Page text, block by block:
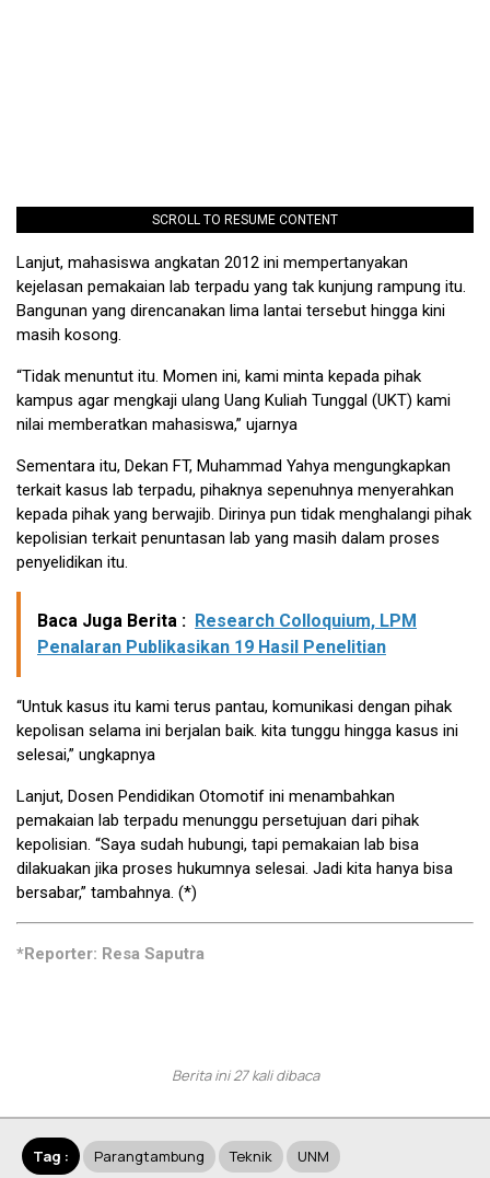
SCROLL TO RESUME CONTENT
Lanjut, mahasiswa angkatan 2012 ini mempertanyakan
kejelasan pemakaian lab terpadu yang tak kunjung rampung itu.
Bangunan yang direncanakan lima lantai tersebut hingga kini
masih kosong.
“Tidak menuntut itu. Momen ini, kami minta kepada pihak
kampus agar mengkaji ulang Uang Kuliah Tunggal (UKT) kami
nilai memberatkan mahasiswa,” ujarnya
Sementara itu, Dekan FT, Muhammad Yahya mengungkapkan
terkait kasus lab terpadu, pihaknya sepenuhnya menyerahkan
kepada pihak yang berwajib. Dirinya pun tidak menghalangi pihak
kepolisian terkait penuntasan lab yang masih dalam proses
penyelidikan itu.
Baca Juga Berita : Research Colloquium, LPM
Penalaran Publikasikan 19 Hasil Penelitian
“Untuk kasus itu kami terus pantau, komunikasi dengan pihak
kepolisan selama ini berjalan baik. kita tunggu hingga kasus ini
selesai,” ungkapnya
Lanjut, Dosen Pendidikan Otomotif ini menambahkan
pemakaian lab terpadu menunggu persetujuan dari pihak
kepolisian. “Saya sudah hubungi, tapi pemakaian lab bisa
dilakuakan jika proses hukumnya selesai. Jadi kita hanya bisa
bersabar,” tambahnya. (*)
*Reporter: Resa Saputra
Berita ini 27 kali dibaca
Tag : Parangtambung Teknik UNM